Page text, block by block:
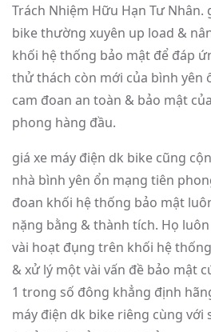
Trách Nhiệm Hữu Hạn Tư Nhân.
bike thường xuyên up load &
khối hệ thống bảo mật để đáp
thử thách còn mới của bình yên
cam đoan an toàn & bảo mật
phong hàng đầu.
giá xe máy điện dk bike cũng
nhà bình yên ổn mạng tiên
đoan khối hệ thống bảo mật
nặng bằng & thành tích. Họ
vài hoạt đụng trên khối hệ
& xử lý một vài vấn đề bảo mật
1 trong số đông khẳng định
máy điện dk bike riêng cùng với